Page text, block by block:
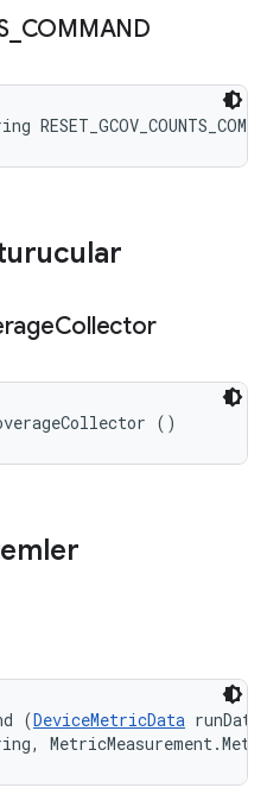
_ COMMAND
Collector
()
(DeviceMetricData